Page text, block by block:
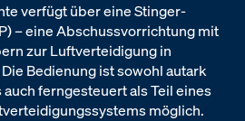
verfügt über eine Stinger-
– eine Abschussvorrichtung mit
zur Luftverteidigung in
Bedienung ist sowohl autark
auch ferngesteuert als Teil eines
möglich.